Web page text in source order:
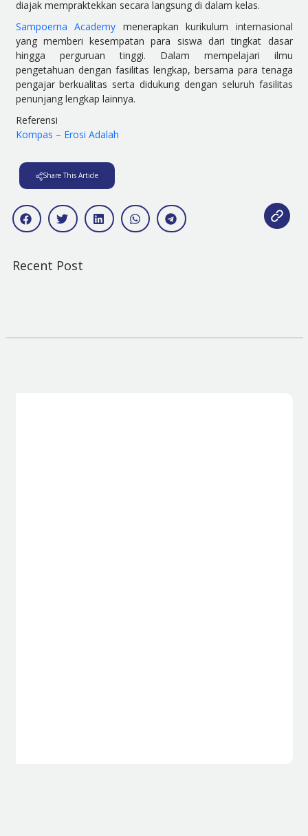
diajak mempraktekkan secara langsung di dalam kelas.
Sampoerna Academy menerapkan kurikulum internasional
yang memberi kesempatan para siswa dari tingkat dasar
hingga perguruan tinggi. Dalam mempelajari ilmu
pengetahuan dengan fasilitas lengkap, bersama para tenaga
pengajar berkualitas serta didukung dengan seluruh fasilitas
penunjang lengkap lainnya.
Referensi
Kompas – Erosi Adalah
Share This Article
Recent Post